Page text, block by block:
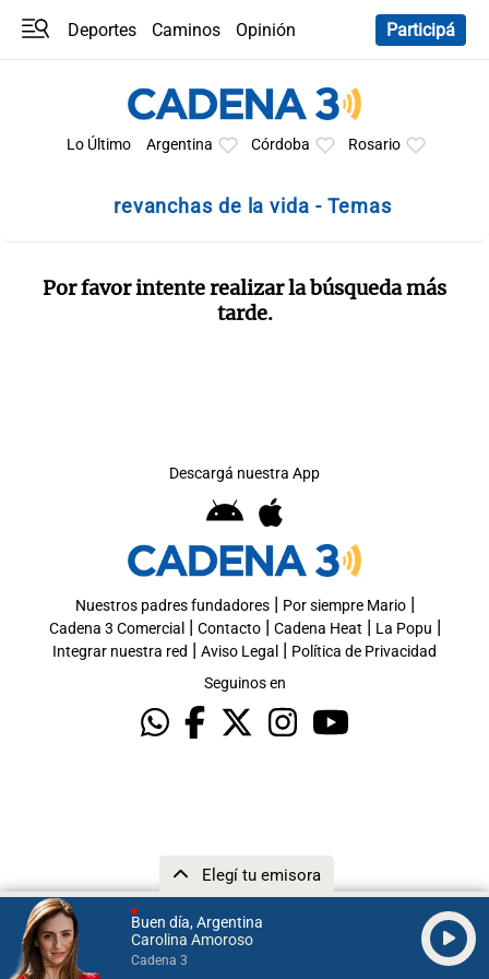
Buen día, Argentina
Carolina Amoroso
Cadena 3
Elegí tu emisora
Deportes Caminos
Opinión
Participá
Lo Último Argentina Córdoba Rosario
revanchas de la vida - Temas
Por favor intente realizar la búsqueda más
tarde.
Descargá nuestra App
Nuestros padres fundadores| Por siempre Mario|
Cadena 3 Comercial | Contacto| Cadena Heat | La Popu |
Integrar nuestra red | Aviso Legal | Política de Privacidad
Seguinos en